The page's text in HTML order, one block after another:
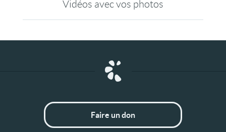
Vidéos avec vos photos
Faire un don